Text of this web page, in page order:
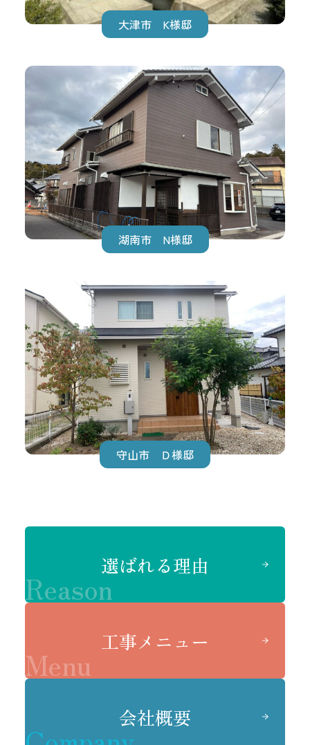
大津市 K様邸
湖南市 N様邸
守山市 Ｄ様邸
選ばれる理由
Reason
工事メニュー
Menu
会社概要